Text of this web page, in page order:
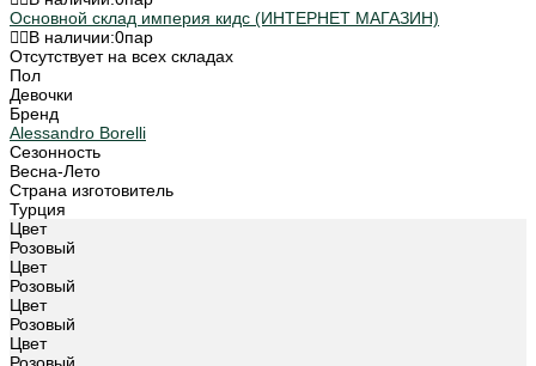
Основной склад империя кидс (ИНТЕРНЕТ МАГАЗИН)
В наличии:0пар
Отсутствует на всех складах
Пол
Девочки
Бренд
Alessandro Borelli
Сезонность
Весна-Лето
Страна изготовитель
Турция
Цвет
Розовый
Цвет
Розовый
Цвет
Розовый
Цвет